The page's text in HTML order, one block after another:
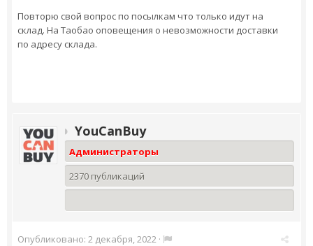
Повторю свой вопрос по посылкам что только идут на
склад. На Таобао оповещения о невозможности доставки
по адресу склада.
YouCanBuy
Администраторы
2370 публикаций
Опубликовано: 2 декабря, 2022 ·